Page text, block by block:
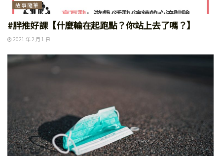
故事隨筆
#胖推好課【什麼輸在起跑點？你站上去了嗎？】
2021 年 2 月 1 日